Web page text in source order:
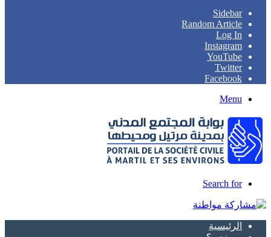
Sidebar
Random Article
Log In
Instagram
YouTube
Twitter
Facebook
Menu
Search for
الرئيسية